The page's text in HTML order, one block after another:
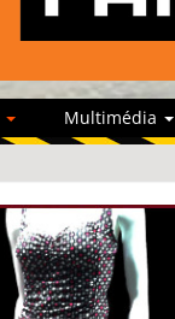
Multimédia